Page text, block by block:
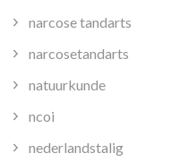
narcose tandarts
narcosetandarts
natuurkunde
ncoi
nederlandstalig